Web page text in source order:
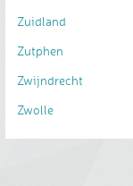
Zuidland
Zutphen
Zwijndrecht
Zwolle